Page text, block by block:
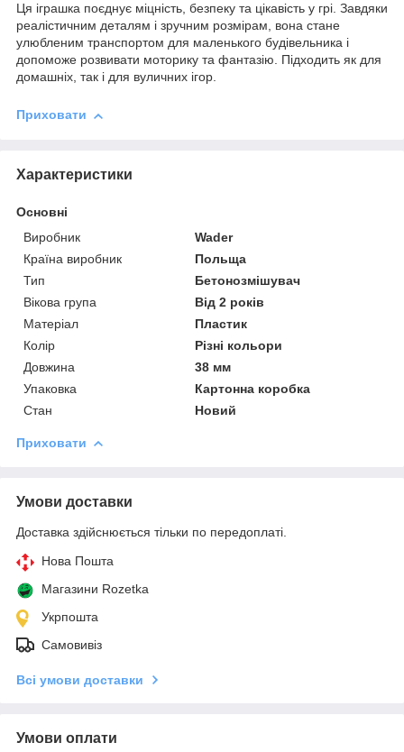
Ця іграшка поєднує міцність, безпеку та цікавість у грі. Завдяки
реалістичним деталям і зручним розмірам, вона стане
улюбленим транспортом для маленького будівельника і
допоможе розвивати моторику та фантазію. Підходить як для
домашніх, так і для вуличних ігор.
Приховати
Характеристики
Основні
Виробник
Wader
Країна виробник
Польща
Тип
Бетонозмішувач
Вікова група
Від 2 років
Матеріал
Пластик
Колір
Різні кольори
Довжина
38 мм
Упаковка
Картонна коробка
Стан
Новий
Приховати
Умови доставки
Доставка здійснюється тільки по передоплаті.
Нова Пошта
Магазини Rozetka
Укрпошта
Самовивіз
Всі умови доставки
Умови оплати